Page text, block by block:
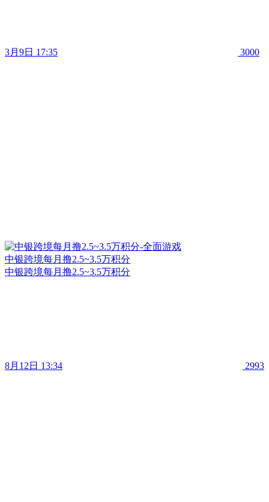
3月9日 17:35 3000
中银跨境每月撸2.5~3.5万积分
中银跨境每月撸2.5~3.5万积分
8月12日 13:34 2993